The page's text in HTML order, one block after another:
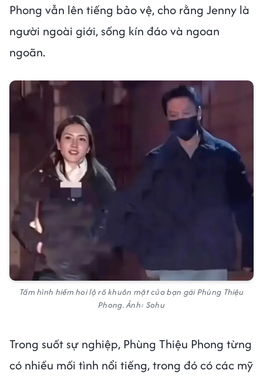
Phong vẫn lên tiếng bảo vệ, cho rằng Jenny là
người ngoài giới, sống kín đáo và ngoan
ngoãn.
Tấm hình hiếm hoi lộ rõ khuôn mặt của bạn gái Phùng Thiệu
Phong. Ảnh: Sohu
Trong suốt sự nghiệp, Phùng Thiệu Phong từng
có nhiều mối tình nổi tiếng, trong đó có các mỹ